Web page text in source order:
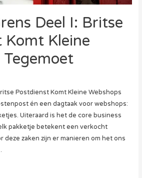
Deel I: Britse
Komt Kleine
Postdienst Komt Kleine Webshops
én een dagtaak voor webshops:
Uiteraard is het de core business
pakketje betekent een verkocht
deze zaken zijn er manieren om het ons